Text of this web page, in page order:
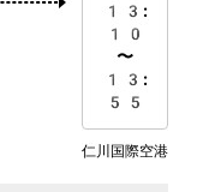
13:
10
〜
13:
55
仁川国際空港